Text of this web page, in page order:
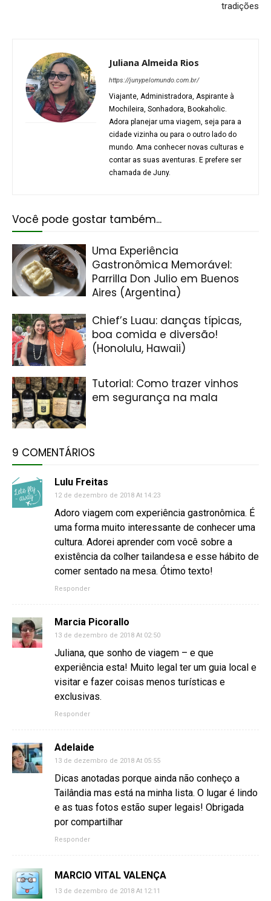
tradições
Juliana Almeida Rios
https://junypelomundo.com.br/
Viajante, Administradora, Aspirante à
Mochileira, Sonhadora, Bookaholic.
Adora planejar uma viagem, seja para a
cidade vizinha ou para o outro lado do
mundo. Ama conhecer novas culturas e
contar as suas aventuras. E prefere ser
chamada de Juny.
Você pode gostar também...
Uma Experiência
Gastronômica Memorável:
Parrilla Don Julio em Buenos
Aires (Argentina)
Chief’s Luau: danças típicas,
boa comida e diversão!
(Honolulu, Hawaii)
Tutorial: Como trazer vinhos
em segurança na mala
9 COMENTÁRIOS
Lulu Freitas
12 de dezembro de 2018 At 14:23
Adoro viagem com experiência gastronômica. É
uma forma muito interessante de conhecer uma
cultura. Adorei aprender com você sobre a
existência da colher tailandesa e esse hábito de
comer sentado na mesa. Ótimo texto!
Responder
Marcia Picorallo
13 de dezembro de 2018 At 02:50
Juliana, que sonho de viagem – e que
experiência esta! Muito legal ter um guia local e
visitar e fazer coisas menos turísticas e
exclusivas.
Responder
Adelaide
13 de dezembro de 2018 At 05:55
Dicas anotadas porque ainda não conheço a
Tailândia mas está na minha lista. O lugar é lindo
e as tuas fotos estão super legais! Obrigada
por compartilhar
Responder
MARCIO VITAL VALENÇA
13 de dezembro de 2018 At 12:11